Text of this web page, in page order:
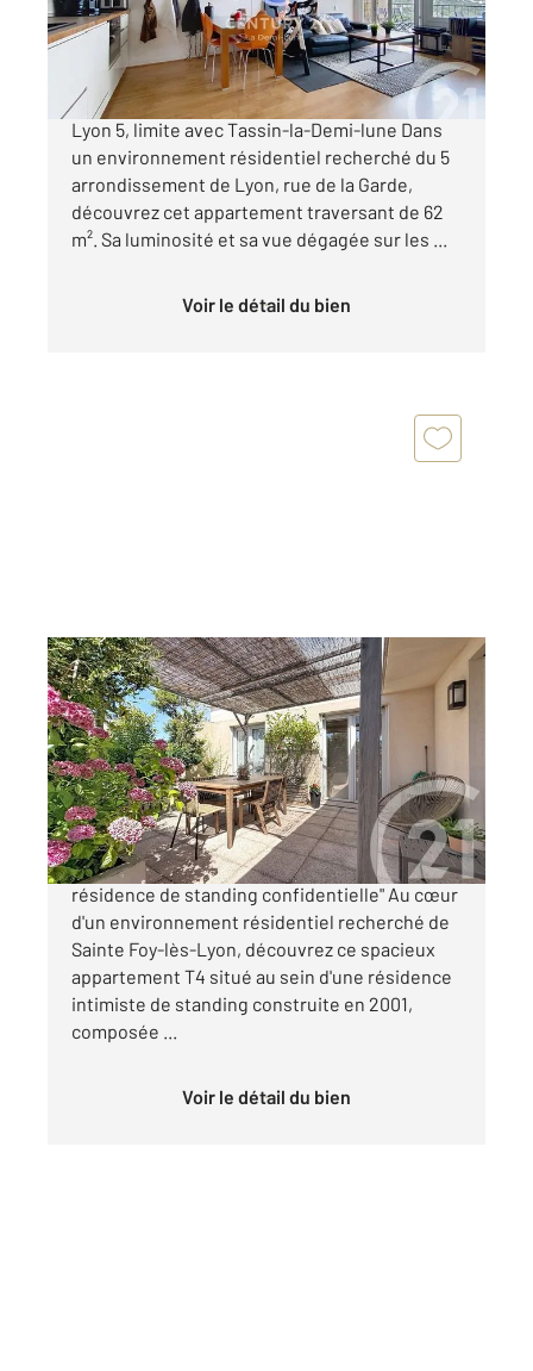
239 000 €
Appartement avec vue panoramique et balcon
Lyon 5, limite avec Tassin-la-Demi-lune Dans
un environnement résidentiel recherché du 5
arrondissement de Lyon, rue de la Garde,
découvrez cet appartement traversant de 62
m². Sa luminosité et sa vue dégagée sur les ...
Voir le détail du bien
STE FOY LES LYON 69
110,90 m2, 4 pièces
Ref : 492
Appartement F4 à vendre
510 000 €
"Dernier étage avec terrasse de 37 m² dans
résidence de standing confidentielle" Au cœur
d'un environnement résidentiel recherché de
Sainte Foy-lès-Lyon, découvrez ce spacieux
appartement T4 situé au sein d'une résidence
intimiste de standing construite en 2001,
composée ...
Voir le détail du bien